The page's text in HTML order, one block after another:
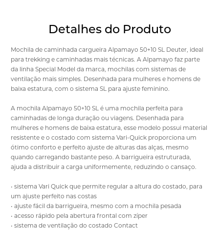
Detalhes do Produto
Mochila de caminhada cargueira Alpamayo 50+10 SL Deuter, ideal
para trekking e caminhadas mais técnicas. A Alpamayo faz parte
da linha Special Model da marca, mochilas com sistemas de
ventilação mais simples. Desenhada para mulheres e homens de
baixa estatura, com o sistema SL para ajuste feminino.
A mochila Alpamayo 50+10 SL é uma mochila perfeita para
caminhadas de longa duração ou viagens. Desenhada para
mulheres e homens de baixa estatura, esse modelo possui material
resistente e o costado com sistema Vari-Quick proporciona um
ótimo conforto e perfeito ajuste de alturas das alças, mesmo
quando carregando bastante peso. A barrigueira estruturada,
ajuda a distribuir a carga uniformemente, reduzindo o cansaço.
• sistema Vari Quick que permite regular a altura do costado, para
um ajuste perfeito nas costas
• ajuste fácil da barrigueira, mesmo com a mochila pesada
• acesso rápido pela abertura frontal com zíper
• sistema de ventilação do costado Contact